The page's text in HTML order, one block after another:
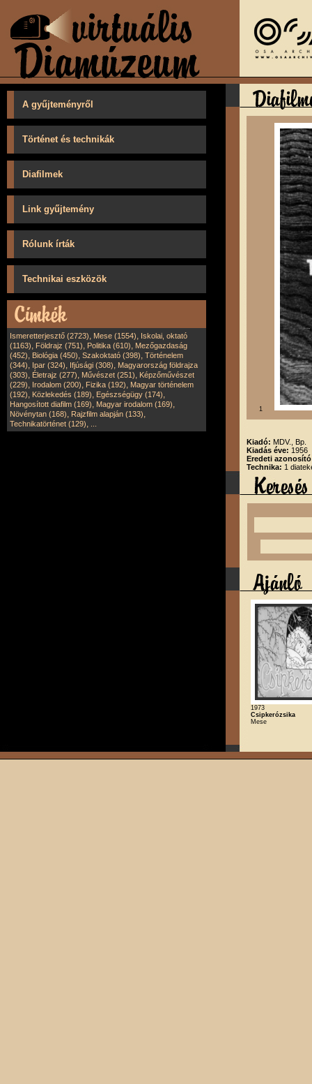
A gyűjteményről
Történet és technikák
Diafilmek
Link gyűjtemény
Rólunk írták
Technikai eszközök
Ismeretterjesztő (2723), Mese (1554), Iskolai, oktató
(1163), Földrajz (751), Politika (610), Mezőgazdaság
(452), Biológia (450), Szakoktató (398), Történelem
(344), Ipar (324), Ifjúsági (308), Magyarország földrajza
(303), Életrajz (277), Művészet (251), Képzőművészet
(229), Irodalom (200), Fizika (192), Magyar történelem
(192), Közlekedés (189), Egészségügy (174),
Hangosított diafilm (169), Magyar irodalom (169),
Növénytan (168), Rajzfilm alapján (133),
Technikatörténet (129),
1
Kiadó: MDV., Bp.
Kiadás éve: 1956
Eredeti
Technika: 1
1973
Csipkerózsika
Mese